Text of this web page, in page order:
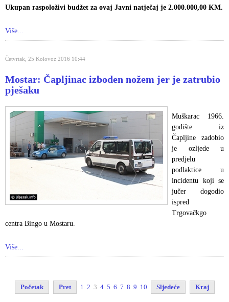
Ukupan raspoloživi budžet za ovaj Javni natječaj je 2.000.000,00 KM.
Više...
Četvrtak, 25 Kolovoz 2016 10:44
Mostar: Čapljinac izboden nožem jer je zatrubio
pješaku
Muškarac 1966.
godište iz
Čapljine zadobio
je ozljede u
predjelu
podlaktice u
incidentu koji se
jučer dogodio
ispred
Trgovačkgo
centra Bingo u Mostaru.
Više...
Početak Pret 1 2 3 4 5 6 7 8 9 10 Sljedeće Kraj